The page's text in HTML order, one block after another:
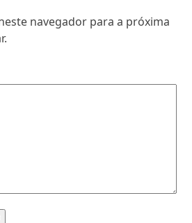
navegador para a próxima